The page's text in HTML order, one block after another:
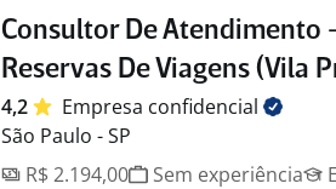
Consultor De Atendimento
Reservas De Viagens (Vila
4,2 Empresa confidencial
São Paulo - SP
R$ 2.194,00
Sem experiência